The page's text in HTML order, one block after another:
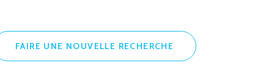
FAIRE UNE NOUVELLE RECHERCHE